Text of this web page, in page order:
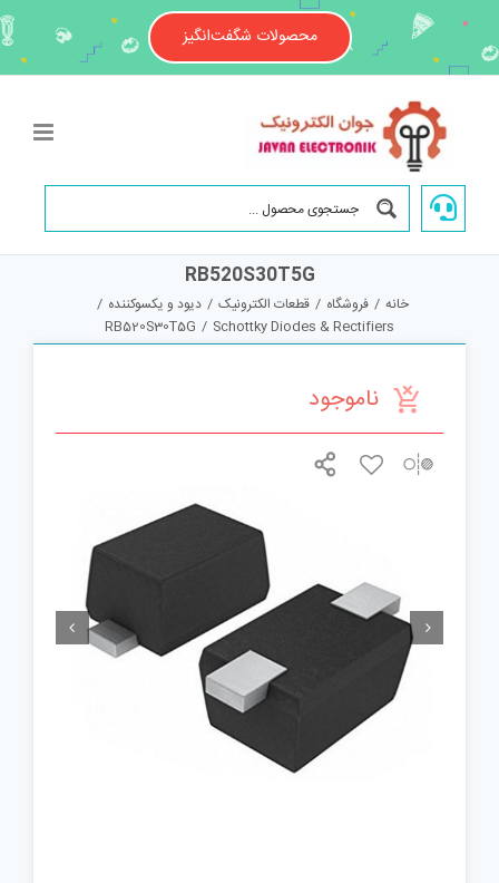
content
محصولات شگفت‌انگیز
RB520S30T5G
خانه / فروشگاه / قطعات الکترونیک / دیود و یکسوکننده /
Schottky Diodes & Rectifiers
/
RB520S30T5G
ناموجود
 